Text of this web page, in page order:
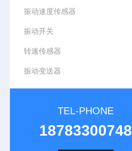
振动速度传感器
振动开关
转速传感器
振动变送器
TEL-PHONE
18783300748